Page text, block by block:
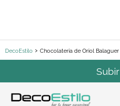
DecoEstilo Chocolateria de Oriol Balaguer
Subir